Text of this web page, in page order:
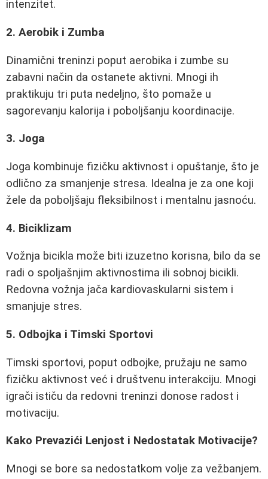
intenzitet.
2. Aerobik i Zumba
Dinamični treninzi poput aerobika i zumbe su
zabavni način da ostanete aktivni. Mnogi ih
praktikuju tri puta nedeljno, što pomaže u
sagorevanju kalorija i poboljšanju koordinacije.
3. Joga
Joga kombinuje fizičku aktivnost i opuštanje, što je
odlično za smanjenje stresa. Idealna je za one koji
žele da poboljšaju fleksibilnost i mentalnu jasnoću.
4. Biciklizam
Vožnja bicikla može biti izuzetno korisna, bilo da se
radi o spoljašnjim aktivnostima ili sobnoj bicikli.
Redovna vožnja jača kardiovaskularni sistem i
smanjuje stres.
5. Odbojka i Timski Sportovi
Timski sportovi, poput odbojke, pružaju ne samo
fizičku aktivnost već i društvenu interakciju. Mnogi
igrači ističu da redovni treninzi donose radost i
motivaciju.
Kako Prevazići Lenjost i Nedostatak Motivacije?
Mnogi se bore sa nedostatkom volje za vežbanjem.